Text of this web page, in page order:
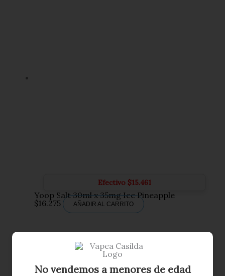
Efectivo $15.461
Yoop Salt 30ml x 35mg Ice Pineapple
$16.275 AÑADIR AL CARRITO
No vendemos a menores de edad